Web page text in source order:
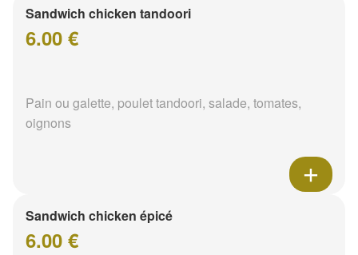
Sandwich chicken tandoori
6.00 €
Pain ou galette, poulet tandoori, salade, tomates,
oignons
Sandwich chicken épicé
6.00 €